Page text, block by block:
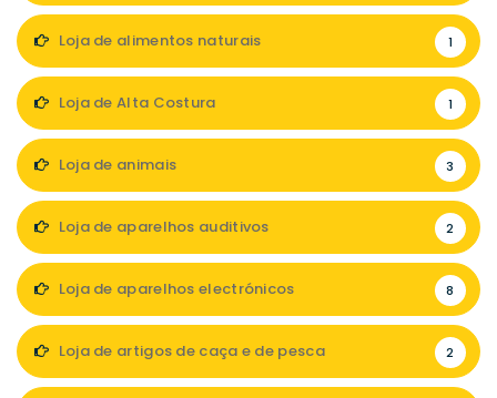
Loja de alimentos naturais 1
Loja de Alta Costura 1
Loja de animais 3
Loja de aparelhos auditivos 2
Loja de aparelhos electrónicos 8
Loja de artigos de caça e de pesca 2